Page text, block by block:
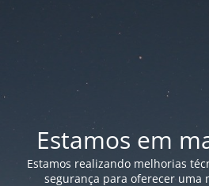
Estamos em
Estamos realizando melhorias
segurança para oferecer uma